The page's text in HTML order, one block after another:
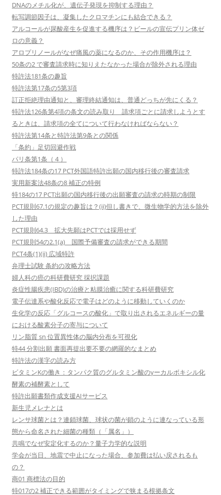
DNAのメチル化が、遺伝子発現を抑制する理由？
転写調節因子は、凝集したクロマチンにも結合できる？
アルコールが尿酸産生を促進する機序は？ビールの宣伝プリン体ゼ
ロの意義？
アロプリノールがなぜ痛風の薬になるのか、その作用機序は？
50条の2 で審査請求時に知りえたなかった場合が除外される理由
特許法181条の趣旨
特許法第17条の5第3項
訂正拒絶理由通知と、審理終結通知は、普通どっちが先にくる？
特許法126条第4項の条文の読み取り 請求項ごとに請求しようとす
るときは、請求項の全てについて行わなければならない？
特許法第14条と特許法第9条との関係
「条約」足切回避作戦
パリ条第1条（４）
特許法184条の17 PCT外国語特許出願の国内移行後の審査請求
実用新案法48条の8 補正の特例
特184の17 PCT出願の国内移行後の出願審査の請求の時期の制限
PCT規則67.1の規定の趣旨は？(ii)但し書きで、微生物学的方法を除外
した理由
PCT規則64.3 拡大先願はPCTでは採用せず
PCT規則54の2.1(a) 国際予備審査の請求ができる期間
PCT4条(1)(ii) 広域特許
弁理士試験 条約の攻略方法
婦人科の癌の科研費研究 採択課題
炎症性腸疾患(IBD)の治療と粘膜治癒に関する科研費研究
電子伝達系や酸化反応で電子はどのように移動していくのか
生化学の反応「グルコースの酸化」で取り出されるエネルギーの量
における酸素分子の寄与について
リン脂質 sn 位置異性体の脳内分布を可視化
特44 分割出願 書面再提出要不要の網羅的なまとめ
特許法の漢字の読み方
ビタミンKの働き：タンパク質のグルタミン酸のγーカルボキシル化
酵素の補酵素として
特許出願書類作成支援AIサービス
新生児メレナとは
レンサ球菌とは？連鎖球菌、球状の菌が鎖のように連なっている形
態から命名された細菌の種類（「属名」）
共鳴でなぜ安定化するのか？量子力学的な説明
学会が当日、地震で中止になった場合、参加費は払い戻されるも
の？
商01 商標法の目的
特017の2 補正できる範囲がタイミングで狭まる根拠条文